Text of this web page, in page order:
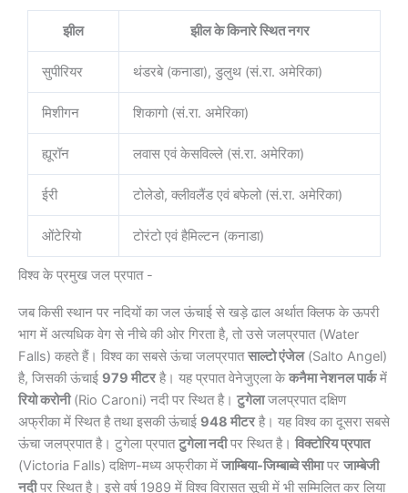
झील झील के किनारे स्थित नगर
सुपीरियर थंडरबे (कनाडा), डुलुथ (सं.रा. अमेरिका)
मिशीगन शिकागो (सं.रा. अमेरिका)
ह्यूरॉन लवास एवं केसविल्ले (सं.रा. अमेरिका)
ईरी टोलेडो, क्लीवलैंड एवं बफेलो (सं.रा. अमेरिका)
ओंटेरियो टोरंटो एवं हैमिल्टन (कनाडा)
विश्व के प्रमुख जल प्रपात -
जब किसी स्थान पर नदियों का जल ऊंचाई से खड़े ढाल अर्थात क्लिफ के ऊपरी
भाग में अत्यधिक वेग से नीचे की ओर गिरता है, तो उसे जलप्रपात (Water
Falls) कहते हैं। विश्व का सबसे ऊंचा जलप्रपातसाल्टो एंजेल(Salto Angel)
है, जिसकी ऊंचाई 979 मीटरहै। यह प्रपात वेनेजुएला केकनैमा नेशनल पार्कमें
रियो करोनी(Rio Caroni) नदी पर स्थित है। टुगेलाजलप्रपात दक्षिण
अफ्रीका में स्थित है तथा इसकी ऊंचाई 948 मीटरहै। यह विश्व का दूसरा सबसे
ऊंचा जलप्रपात है। टुगेला प्रपातटुगेला नदीपर स्थित है। विक्टोरिय प्रपात
(Victoria Falls) दक्षिण-मध्य अफ्रीका में जाम्बिया-जिम्बाब्वे सीमापर जाम्बेजी
नदीपर स्थित है। इसे वर्ष 1989 में विश्व विरासत सूची में भी सम्मिलित कर लिया